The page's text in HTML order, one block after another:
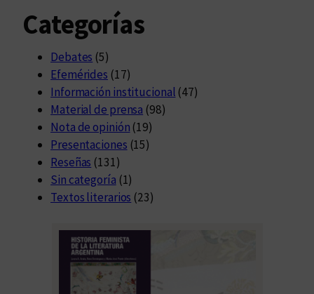
Categorías
Debates (5)
Efemérides (17)
Información institucional (47)
Material de prensa (98)
Nota de opinión (19)
Presentaciones (15)
Reseñas (131)
Sin categoría (1)
Textos literarios (23)